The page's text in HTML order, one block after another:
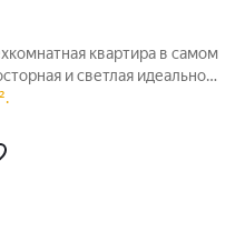
квартира в самом
и светлая идеально
В квартире три комнаты и